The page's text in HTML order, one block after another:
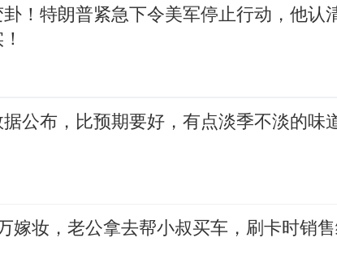
！特朗普紧急下令美军停止行动，他认
公布，比预期要好，有点淡季不淡的味
嫁妆，老公拿去帮小叔买车，刷卡时销